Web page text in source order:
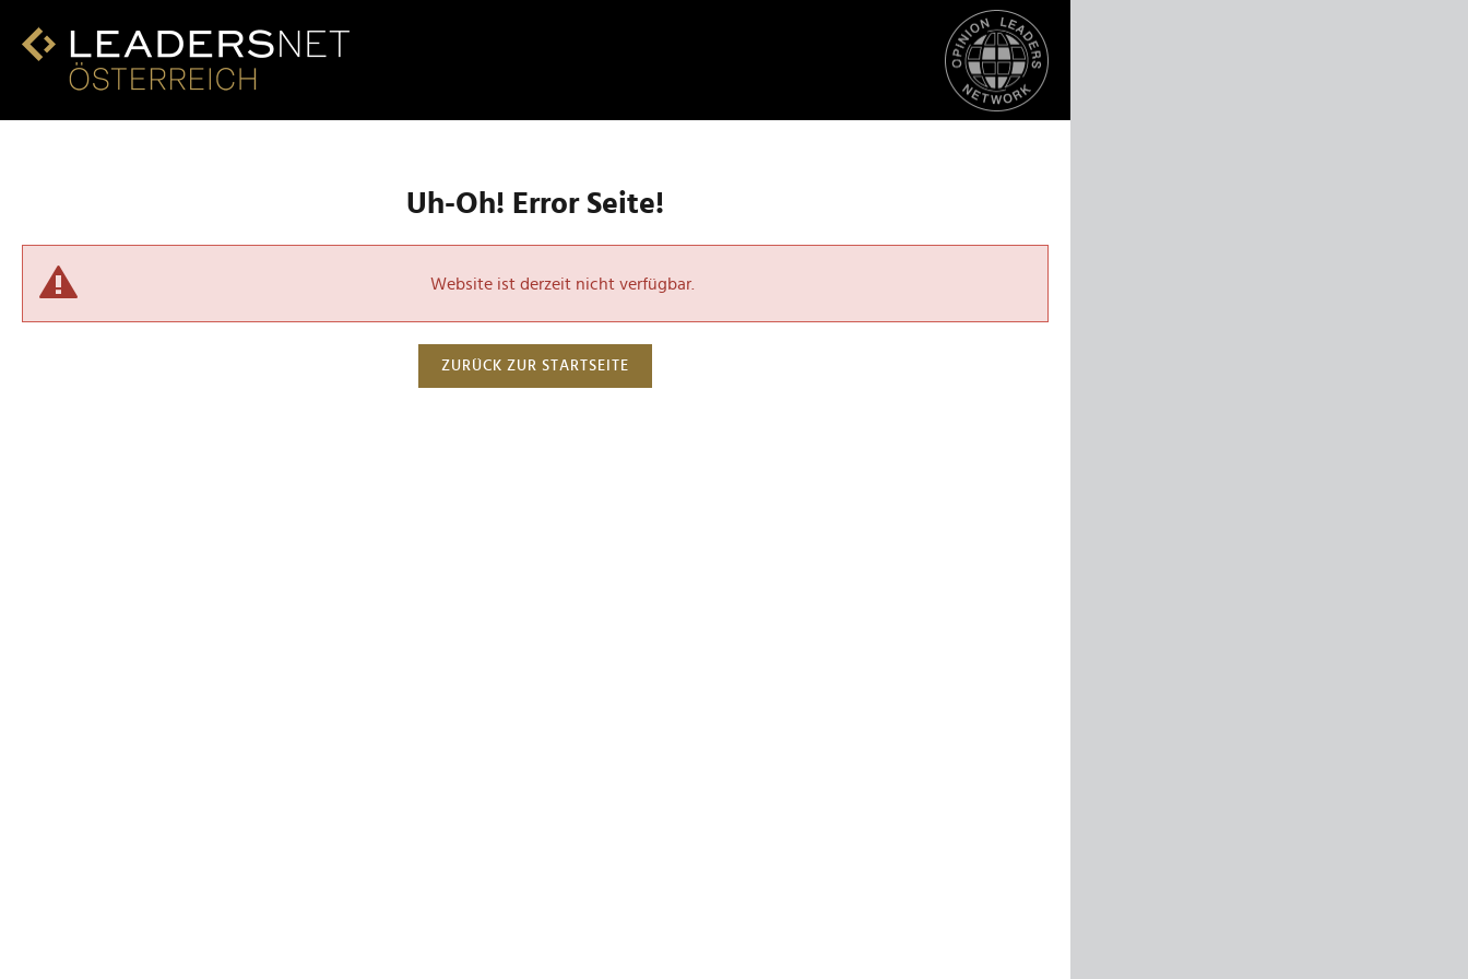
Uh-Oh! Error Seite!
Website ist derzeit nicht verfügbar.
ZURÜCK ZUR STARTSEITE